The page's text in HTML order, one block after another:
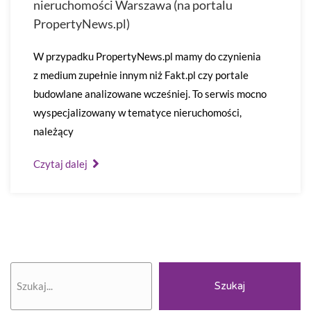
nieruchomości Warszawa (na portalu
PropertyNews.pl)
W przypadku PropertyNews.pl mamy do czynienia
z medium zupełnie innym niż Fakt.pl czy portale
budowlane analizowane wcześniej. To serwis mocno
wyspecjalizowany w tematyce nieruchomości,
należący
Czytaj dalej
Szukaj